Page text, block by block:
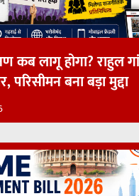
कब लागू होगा? राहुल
परिसीमन बना बड़ा मुद्दा